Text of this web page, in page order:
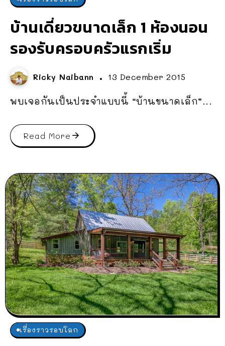
บ้านเดี่ยวขนาดเล็ก 1 ห้องนอน
รองรับครอบครัวแรกเริ่ม
Ricky Naibann 13 December 2015
พบเจอกันเป็นประจำแบบนี้ “บ้านขนาดเล็ก”...
Read More
เรื่องราวรอบโลก